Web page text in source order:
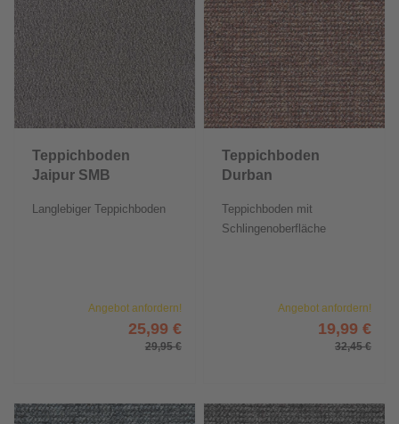
Teppichboden
Jaipur SMB
Langlebiger Teppichboden
Angebot anfordern!
25,99 €
29,95 €
Teppichboden
Durban
Teppichboden mit
Schlingenoberfläche
Angebot anfordern!
19,99 €
32,45 €